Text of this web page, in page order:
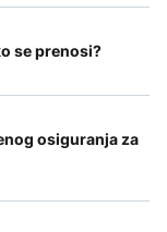
se prenosi?
osiguranja za